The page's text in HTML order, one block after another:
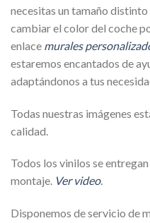
necesitas un tamaño
cambiar el color del coche
enlace murales
estaremos encantados de
adaptándonos a tus
Todas nuestras imágenes
calidad.
Todos los vinilos se
montaje. Ver video.
Disponemos de servicio de